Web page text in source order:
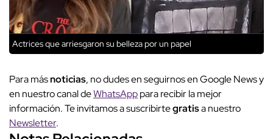
Actrices que arriesgaron su belleza por un papel
Para másnoticias, no dudes en seguirnos en Google News y
en nuestro canal deWhatsApppara recibir la mejor
información. Te invitamos a suscribirtegratisa nuestro
Newsletter.